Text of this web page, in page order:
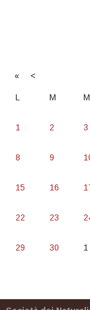
« <
L M M
1 2 3
8 9
15 16
22 23
29 30 1